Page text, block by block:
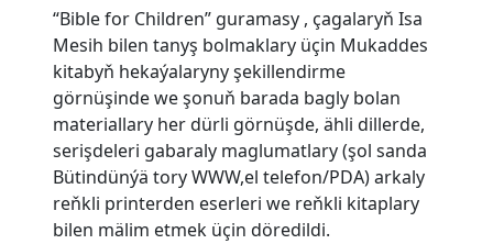
“Bible for Children” guramasy , çagalaryň Isa
Mesih bilen tanyş bolmaklary üçin Mukaddes
kitabyň hekaýalaryny şekillendirme
görnüşinde we şonuň barada bagly bolan
materiallary her dürli görnüşde, ähli dillerde,
serişdeleri gabaraly maglumatlary (şol sanda
Bütindünýä tory WWW,el telefon/PDA) arkaly
reňkli printerden eserleri we reňkli kitaplary
bilen mälim etmek üçin döredildi.